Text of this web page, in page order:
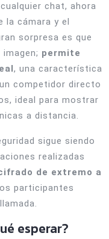
chat, ahora
la cámara y el
sorpresa es que
permite
, una característica
competidor directo
ideal para mostrar
a distancia.
sigue siendo
realizadas
de extremo a
participantes
esperar?